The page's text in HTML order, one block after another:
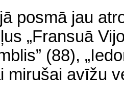
posmā jau
„Fransuā
(88),
mirušai avīžu